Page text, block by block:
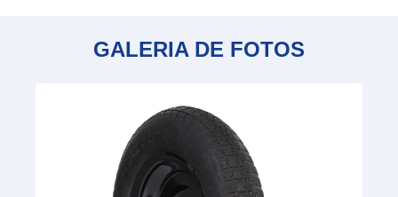
GALERIA DE FOTOS